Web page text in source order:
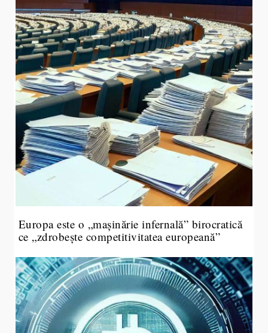
Europa este o „mașinărie infernală” birocratică
ce „zdrobește competitivitatea europeană”